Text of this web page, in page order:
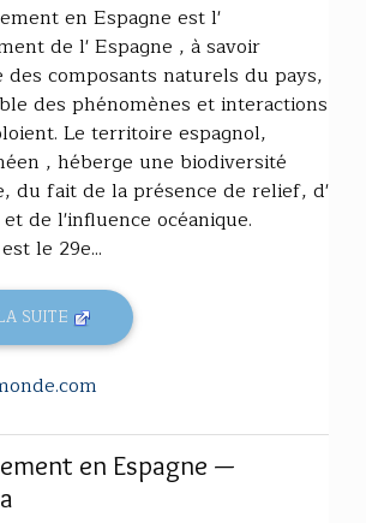
en Espagne est l'
de l' Espagne , à savoir
des composants naturels du pays,
des phénomènes et interactions
Le territoire espagnol,
, héberge une biodiversité
du fait de la présence de relief, d'
de l'influence océanique.
le 29e...
SUITE
en Espagne —